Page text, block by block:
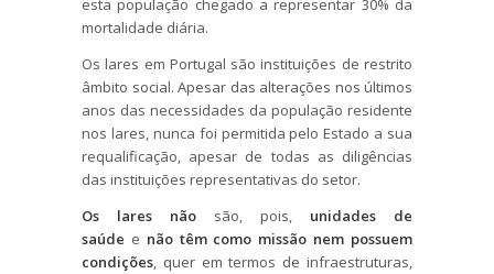
esta população chegado a representar 30% da
mortalidade diária.
Os lares em Portugal são instituições de restrito
âmbito social. Apesar das alterações nos últimos
anos das necessidades da população residente
nos lares, nunca foi permitida pelo Estado a sua
requalificação, apesar de todas as diligências
das instituições representativas do setor.
Os lares não são, pois, unidades de
saúde e não têm como missão nem possuem
condições, quer em termos de infraestruturas,